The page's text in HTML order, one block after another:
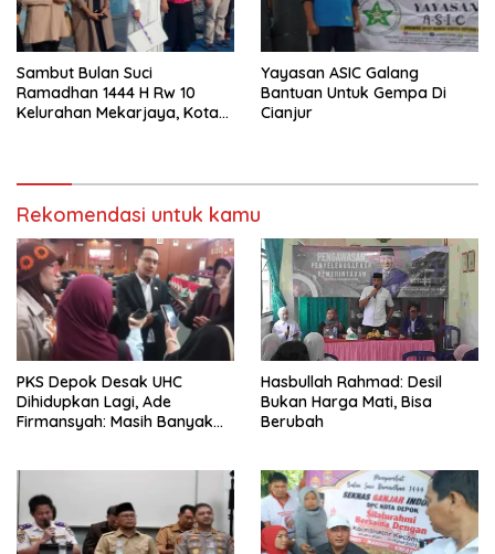
Sambut Bulan Suci
Ramadhan 1444 H Rw 10
Kelurahan Mekarjaya, Kota
Yayasan ASIC Galang
Bantuan Untuk Gempa Di
Cianjur
Rekomendasi untuk kamu
PKS Depok Desak UHC
Dihidupkan Lagi, Ade
Firmansyah: Masih Banyak
Hasbullah Rahmad: Desil
Bukan Harga Mati, Bisa
Berubah